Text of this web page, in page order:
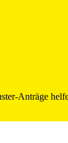
Anträge